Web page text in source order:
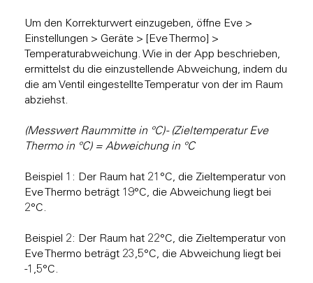
Um den Korrekturwert einzugeben, öffne Eve >
Einstellungen > Geräte > [Eve Thermo] >
Temperaturabweichung. Wie in der App beschrieben,
ermittelst du die einzustellende Abweichung, indem du
die am Ventil eingestellte Temperatur von der im Raum
abziehst.
(Messwert Raummitte in °C) - (Zieltemperatur Eve
Thermo in °C) = Abweichung in °C
Beispiel 1: Der Raum hat 21°C, die Zieltemperatur von
Eve Thermo beträgt 19°C, die Abweichung liegt bei
2°C.
Beispiel 2: Der Raum hat 22°C, die Zieltemperatur von
Eve Thermo beträgt 23,5°C, die Abweichung liegt bei
-1,5°C.